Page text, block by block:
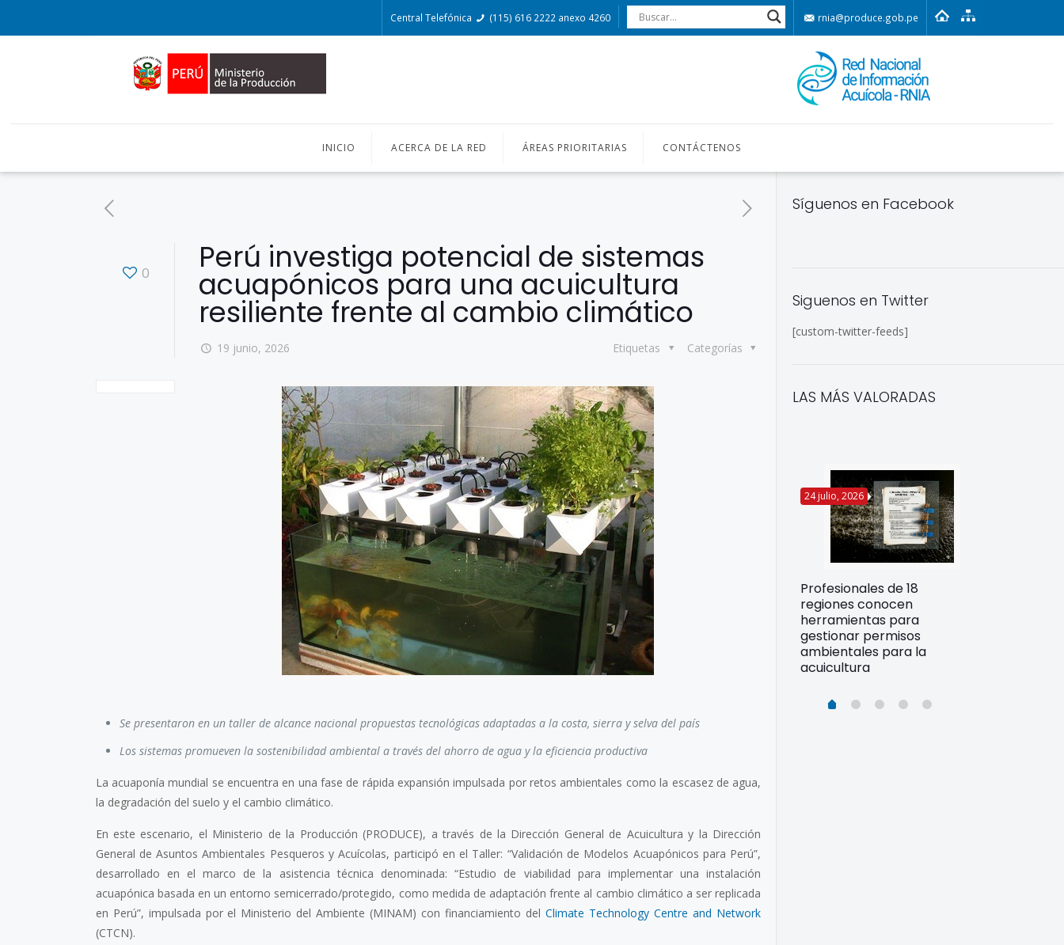
Central Telefónica (115) 616 2222 anexo 4260 rnia@produce.gob.pe
INICIO ACERCA DE LA RED ÁREAS PRIORITARIAS CONTÁCTENOS
0 Perú investiga potencial de sistemas
acuapónicos para una acuicultura
resiliente frente al cambio climático
19 junio, 2026 Categorías
Etiquetas
Se presentaron en un taller de alcance nacional propuestas tecnológicas adaptadas a la costa, sierra y selva del país
Los sistemas promueven la sostenibilidad ambiental a través del ahorro de agua y la eficiencia productiva
La acuaponía mundial se encuentra en una fase de rápida expansión impulsada por retos ambientales como la escasez de agua,
la degradación del suelo y el cambio climático.
En este escenario, el Ministerio de la Producción (PRODUCE), a través de la Dirección General de Acuicultura y la Dirección
General de Asuntos Ambientales Pesqueros y Acuícolas, participó en el Taller: “Validación de Modelos Acuapónicos para Perú”,
desarrollado en el marco de la asistencia técnica denominada: “Estudio de viabilidad para implementar una instalación
acuapónica basada en un entorno semicerrado/protegido, como medida de adaptación frente al cambio climático a ser replicada
en Perú”, impulsada por el Ministerio del Ambiente (MINAM) con financiamiento del Climate Technology Centre and Network
(CTCN).
Síguenos en Facebook
Siguenos en Twitter
[custom-twitter-feeds]
LAS MÁS VALORADAS
8 julio, 2026
Más de 30 expertos
generan acuerdos para
lograr acuicultura
sostenible y resiliente en
Perú
24 julio, 2026
Profesionales de 18
regiones conocen
herramientas para
gestionar permisos
ambientales para la
acuicultura